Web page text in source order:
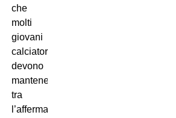
che
molti
giovani
calciatori
devono
mantenere
tra
l’affermazione